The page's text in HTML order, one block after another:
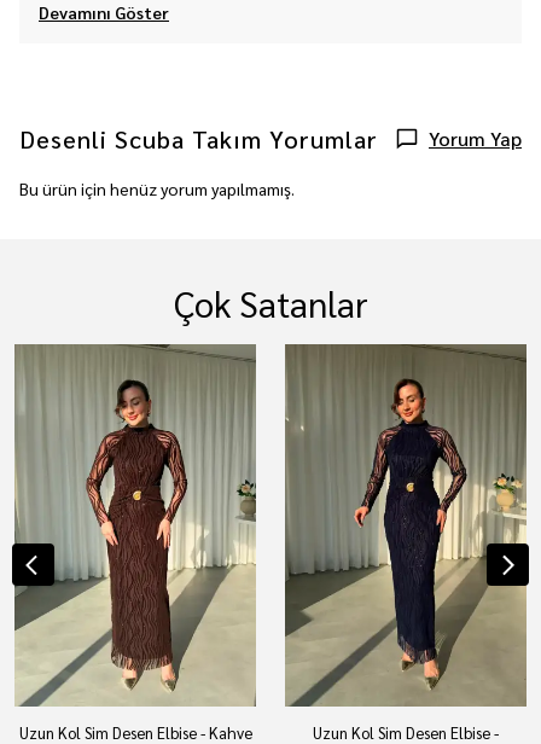
Devamını Göster
Desenli Scuba Takım Yorumlar Yorum Yap
Bu ürün için henüz yorum yapılmamış.
Çok Satanlar
Uzun Kol Sim Desen Elbise - Kahve
Uzun Kol Sim Desen Elbise -